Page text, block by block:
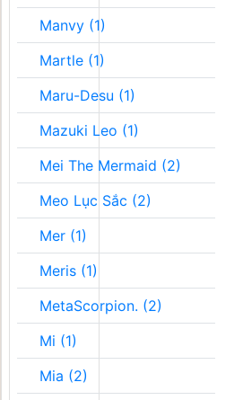
Manvy (1)
Martle (1)
Maru-Desu (1)
Mazuki Leo (1)
Mei The Mermaid (2)
Meo Lục Sắc (2)
Mer (1)
Meris (1)
MetaScorpion. (2)
Mi (1)
Mia (2)